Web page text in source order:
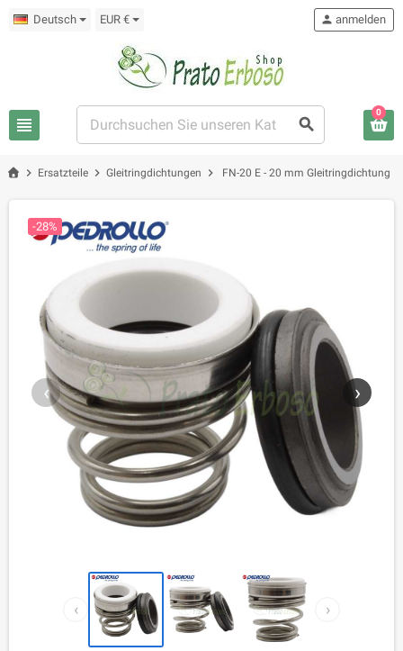
Deutsch EUR €
view_headline search
person anmelden
0
chevron_right Ersatzteile chevron_right Gleitringdichtungen chevron_right FN-20 E - 20 mm Gleitringdichtung
‹ ›
‹ ›
-28%